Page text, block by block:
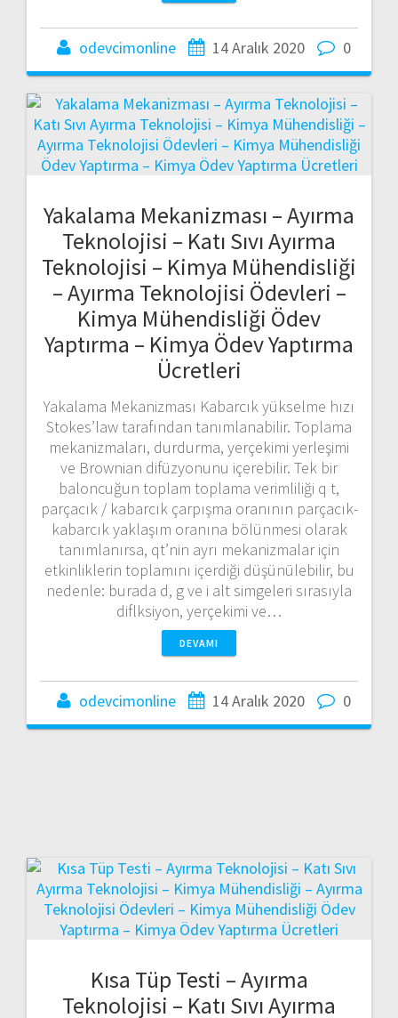
odevcimonline 14 Aralık 2020 0
Yakalama Mekanizması – Ayırma
Teknolojisi – Katı Sıvı Ayırma
Teknolojisi – Kimya Mühendisliği
– Ayırma Teknolojisi Ödevleri –
Kimya Mühendisliği Ödev
Yaptırma – Kimya Ödev Yaptırma
Ücretleri
Yakalama Mekanizması Kabarcık yükselme hızı
Stokes’law tarafından tanımlanabilir. Toplama
mekanizmaları, durdurma, yerçekimi yerleşimi
ve Brownian difüzyonunu içerebilir. Tek bir
baloncuğun toplam toplama verimliliği q t,
parçacık / kabarcık çarpışma oranının parçacık-
kabarcık yaklaşım oranına bölünmesi olarak
tanımlanırsa, qt’nin ayrı mekanizmalar için
etkinliklerin toplamını içerdiği düşünülebilir, bu
nedenle: burada d, g ve i alt simgeleri sırasıyla
diflksiyon, yerçekimi ve…
DEVAMI
odevcimonline 14 Aralık 2020 0
Kısa Tüp Testi – Ayırma
Teknolojisi – Katı Sıvı Ayırma